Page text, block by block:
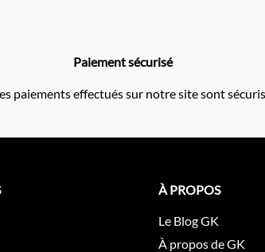
Paiement sécurisé
paiements effectués sur notre site sont
À PROPOS
Le Blog GK
À propos de GK